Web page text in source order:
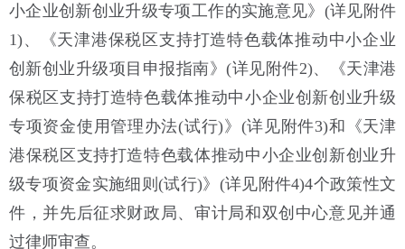
小企业创新创业升级专项工作的实施意见》(详见附件
1)、《天津港保税区支持打造特色载体推动中小企业
创新创业升级项目申报指南》(详见附件2)、《天津港
保税区支持打造特色载体推动中小企业创新创业升级
专项资金使用管理办法(试行)》(详见附件3)和《天津
港保税区支持打造特色载体推动中小企业创新创业升
级专项资金实施细则(试行)》(详见附件4)4个政策性文
件，并先后征求财政局、审计局和双创中心意见并通
过律师审查。